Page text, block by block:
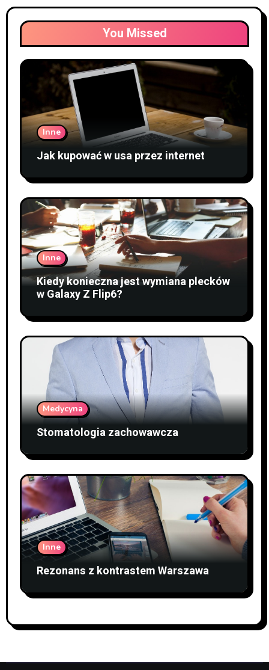
You Missed
Inne
Jak kupować w usa przez internet
Inne
Kiedy konieczna jest wymiana plecków
w Galaxy Z Flip6?
Medycyna
Stomatologia zachowawcza
Inne
Rezonans z kontrastem Warszawa